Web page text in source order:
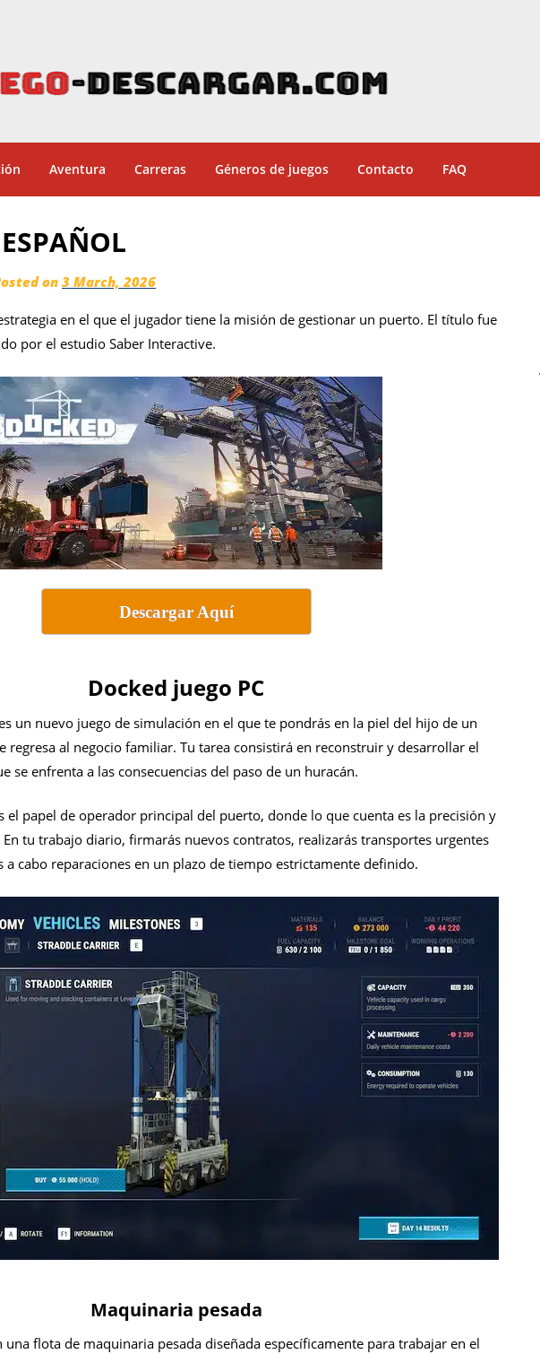
Aventura Carreras Géneros de juegos Contacto FAQ
on 3 March, 2026
en el que el jugador tiene la misión de gestionar un puerto. El título fue
por el estudio Saber Interactive.
Descargar Aquí
Docked juego PC
un nuevo juego de simulación en el que te pondrás en la piel del hijo de un
al negocio familiar. Tu tarea consistirá en reconstruir y desarrollar el
se enfrenta a las consecuencias del paso de un huracán.
el papel de operador principal del puerto, donde lo que cuenta es la precisión y
En tu trabajo diario, firmarás nuevos contratos, realizarás transportes urgentes
a cabo reparaciones en un plazo de tiempo estrictamente definido.
Maquinaria pesada
una flota de maquinaria pesada diseñada específicamente para trabajar en el